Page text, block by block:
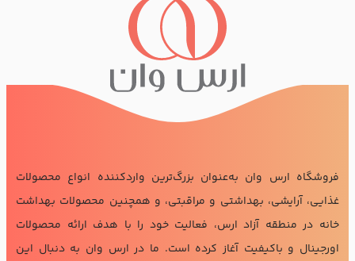
فروشگاه ارس وان به‌عنوان بزرگ‌ترین واردکننده انواع محصولات
غذایی، آرایشی، بهداشتی و مراقبتی، و همچنین محصولات بهداشت
خانه در منطقه آزاد ارس، فعالیت خود را با هدف ارائه محصولات
اورجینال و باکیفیت آغاز کرده است. ما در ارس وان به دنبال این